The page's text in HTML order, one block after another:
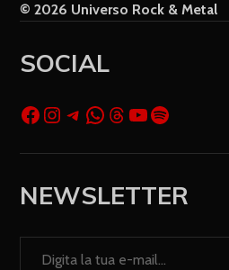
© 2026 Universo Rock & Metal
SOCIAL
NEWSLETTER